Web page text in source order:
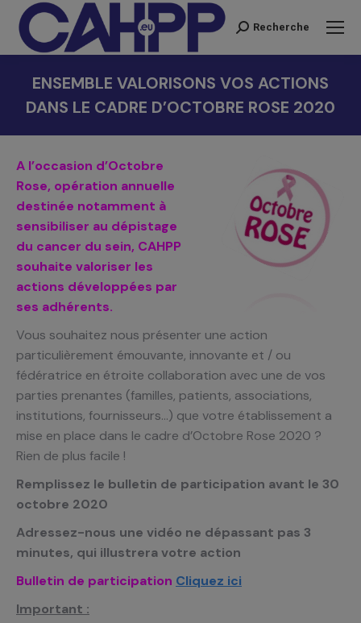
Recherche
Recherche
ENSEMBLE VALORISONS VOS ACTIONS
DANS LE CADRE D’OCTOBRE ROSE 2020
A l’occasion d’Octobre
Rose, opération annuelle
destinée notamment à
sensibiliser au dépistage
du cancer du sein, CAHPP
souhaite valoriser les
actions développées par
ses adhérents.
Vous souhaitez nous présenter une action
particulièrement émouvante, innovante et / ou
fédératrice en étroite collaboration avec une de vos
parties prenantes (familles, patients, associations,
institutions, fournisseurs…) que votre établissement a
mise en place dans le cadre d’Octobre Rose 2020 ?
Rien de plus facile !
Remplissez le bulletin de participation avant le 30
octobre 2020
Adressez-nous une vidéo ne dépassant pas 3
minutes, qui illustrera votre action
Bulletin de participation Cliquez ici
Important :